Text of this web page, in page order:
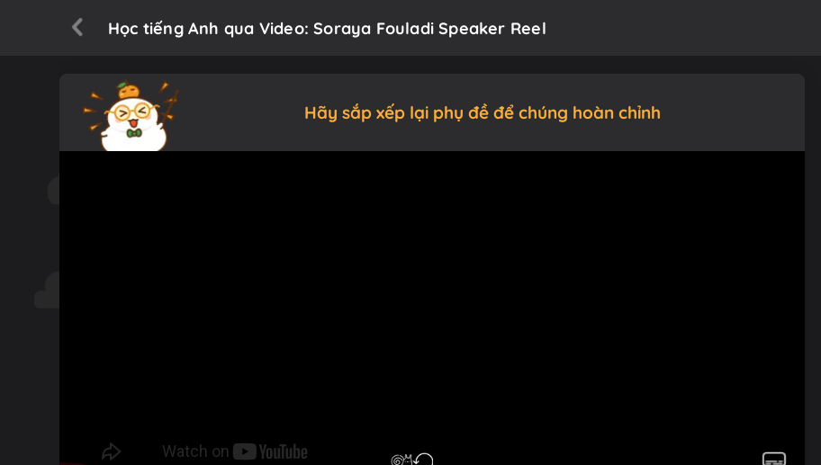
Học tiếng Anh qua Video: Soraya Fouladi Speaker Reel
Hãy sắp xếp lại phụ đề để chúng hoàn chỉnh